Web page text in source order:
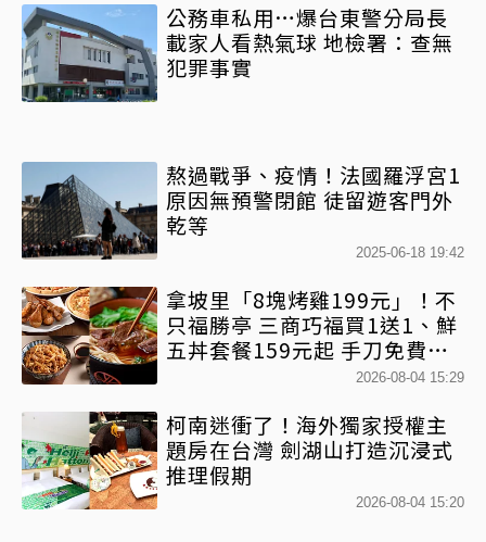
公務車私用…爆台東警分局長
載家人看熱氣球 地檢署：查無
犯罪事實
熬過戰爭、疫情！法國羅浮宮1
原因無預警閉館 徒留遊客門外
乾等
2025-06-18 19:42
拿坡里「8塊烤雞199元」！不
只福勝亭 三商巧福買1送1、鮮
五丼套餐159元起 手刀免費領
2026-08-04 15:29
柯南迷衝了！海外獨家授權主
題房在台灣 劍湖山打造沉浸式
推理假期
2026-08-04 15:20